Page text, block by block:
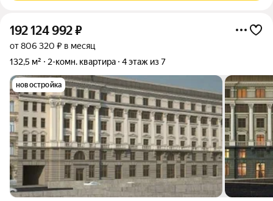
192 124 992₽
от 806 320 ₽ в месяц
132,5 м²
2-комн. квартира 4 этаж из 7
новостройка